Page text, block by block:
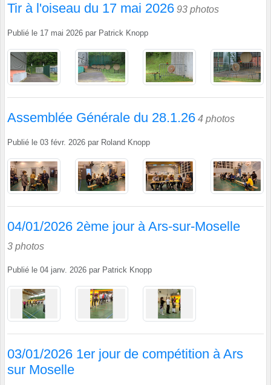
Tir à l'oiseau du 17 mai 2026 93 photos
Publié le 17 mai 2026 par Patrick Knopp
Assemblée Générale du 28.1.26 4 photos
Publié le 03 févr. 2026 par Roland Knopp
04/01/2026 2ème jour à Ars-sur-Moselle
3 photos
Publié le 04 janv. 2026 par Patrick Knopp
03/01/2026 1er jour de compétition à Ars
sur Moselle